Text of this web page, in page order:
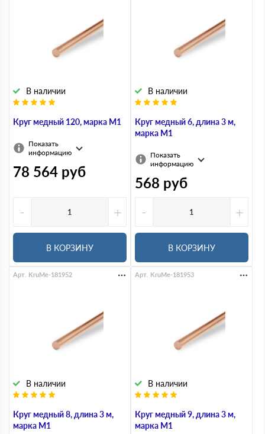
Круг медный 120, марка М1
В наличии
Показать
информацию
78 564 руб
- +
В КОРЗИНУ
Круг медный 6, длина 3 м,
марка М1
В наличии
Показать
информацию
568 руб
-
+
В КОРЗИНУ
Круг медный 8, длина 3 м,
марка М1
В наличии
Арт. KruMe-181952
Круг медный 9, длина 3 м,
марка М1
В наличии
Арт. KruMe-181953